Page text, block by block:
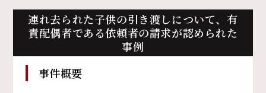
連れ去られた子供の引き渡しについて、 有
責配偶者である依頼者の請求が認められた
事例
事件概要